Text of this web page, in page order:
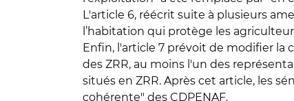
L'article 6, réécrit suite à plusieurs
l’habitation qui protège les
Enfin, l'article 7 prévoit de modifier la
des ZRR, au moins l'un des
situés en ZRR. Après cet article, les
cohérente" des CDPENAF.